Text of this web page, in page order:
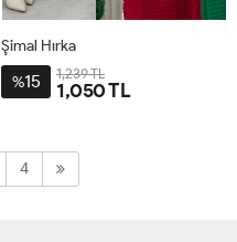
Şimal Hırka
%15 1,239 TL
1,050 TL
4